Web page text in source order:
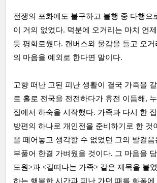
전쟁의 포화에도 불구하고 불행 중 다행으
이 거의 없었다. 덕분에 오거리는 마치 언
듯 평화로웠다. 캔버스와 물감을 들고 오
의 마음을 예외로 한다면 말이다.
고향 떠난 고된 피난 생활이 결국 가족을
로 홀로 전국을 전전하다가 휴전 이듬해,
집에서 하숙을 시작했다. 가족과 다시 한
방편의 하나로 개인전을 준비하기로 한 것
을 떼어놓고 생각할 수 없었던 그의 발걸음
부풀어 한결 가벼웠을 것이다. 그 마음을
도원>과 <길떠나는 가족> 같은 제목을 붙
하는 행복한 시간과 피난 가던 때를 화폭에